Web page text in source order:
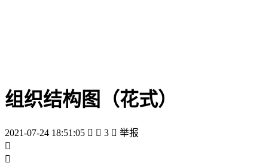
组织结构图（花式）
2021-07-24 18:51:05   3  举报

